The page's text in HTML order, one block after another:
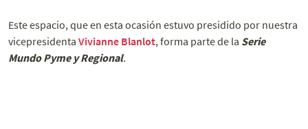
Este espacio, que en esta ocasión estuvo presidido por nuestra
vicepresidenta Vivianne Blanlot, forma parte de la Serie
Mundo Pyme y Regional.